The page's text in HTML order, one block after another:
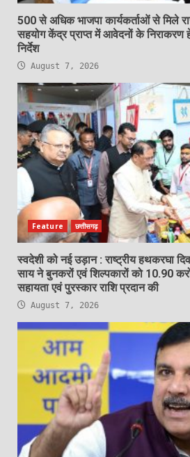
500 से अधिक भाजपा कार्यकर्ताओं से मिले
सहयोग केंद्र प्राप्त में आवेदनों के निराकरण
निर्देश
August 7, 2026
Feature छत्तीसगढ़
स्वदेशी को नई उड़ान : राष्ट्रीय हथकरघा
साय ने बुनकरों एवं शिल्पकारों को 10.90
सहायता एवं पुरस्कार राशि प्रदान की
August 7, 2026